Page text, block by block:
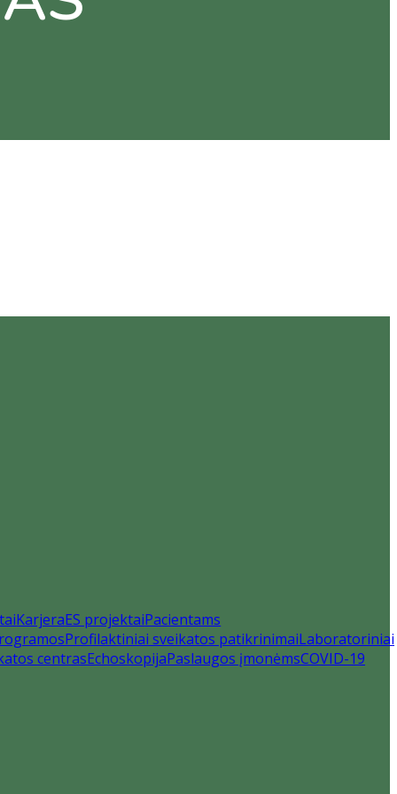
KarjeraES projektaiPacientams
Profilaktiniai sveikatos patikrinimaiLaboratoriniai
centrasEchoskopijaPaslaugos įmonėmsCOVID-19